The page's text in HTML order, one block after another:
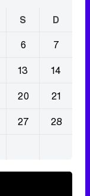
S
D
6
7
13
14
20
21
27
28